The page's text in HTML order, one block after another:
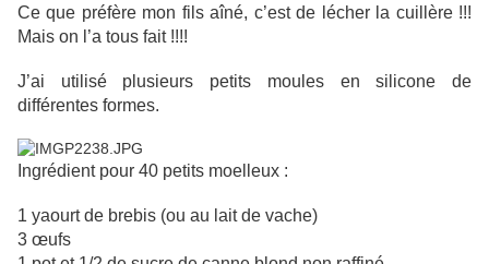
Ce que préfère mon fils aîné, c’est de lécher la cuillère !!!
Mais on l’a tous fait !!!!
J’ai utilisé plusieurs petits moules en silicone de
différentes formes.
Ingrédient pour 40 petits moelleux :
1 yaourt de brebis (ou au lait de vache)
3 œufs